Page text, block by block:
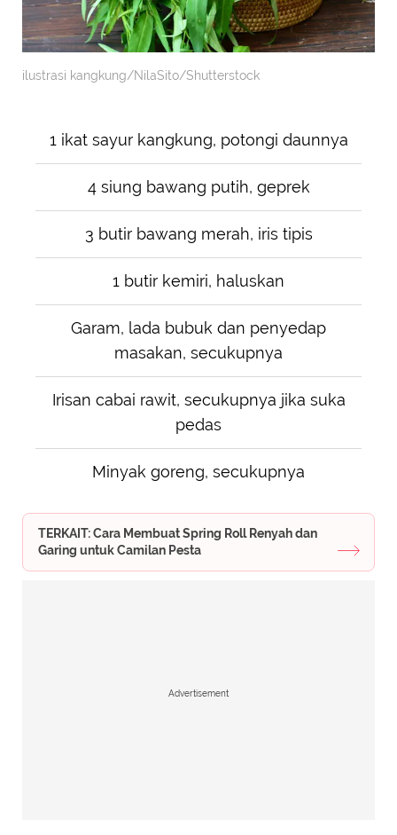
ilustrasi kangkung/NilaSito/Shutterstock
1 ikat sayur kangkung, potongi daunnya
4 siung bawang putih, geprek
3 butir bawang merah, iris tipis
1 butir kemiri, haluskan
Garam, lada bubuk dan penyedap
masakan, secukupnya
Irisan cabai rawit, secukupnya jika suka
pedas
Minyak goreng, secukupnya
TERKAIT: Cara Membuat Spring Roll Renyah dan
Garing untuk Camilan Pesta
Advertisement